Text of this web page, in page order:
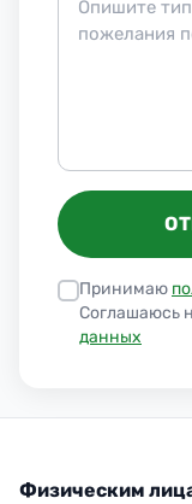
Принимаю
Соглашаюсь
данных
Физическим